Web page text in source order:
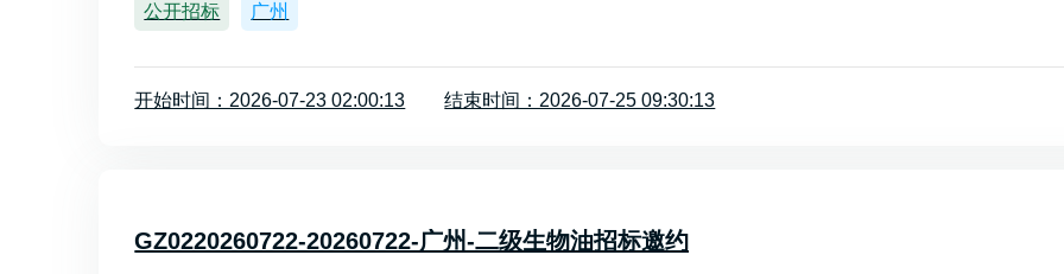
公开招标 广州
开始时间：2026-07-23 02:00:13 结束时间：2026-07-25 09:30:13
GZ0220260722-20260722-广州-二级生物油招标邀约